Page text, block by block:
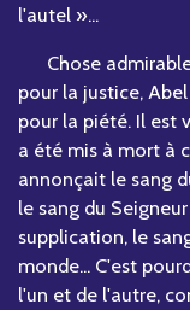
l'autel »...
Chose
pour la justice,
pour la piété. Il est
a été mis à mort à
annonçait le sang
le sang du
supplication, le
monde... C'est
l'un et de l'autre,